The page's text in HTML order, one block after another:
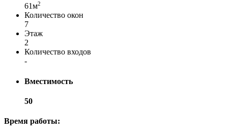
61м2
Количество окон
7
Этаж
2
Количество входов
-
Вместимость
50
Время работы: